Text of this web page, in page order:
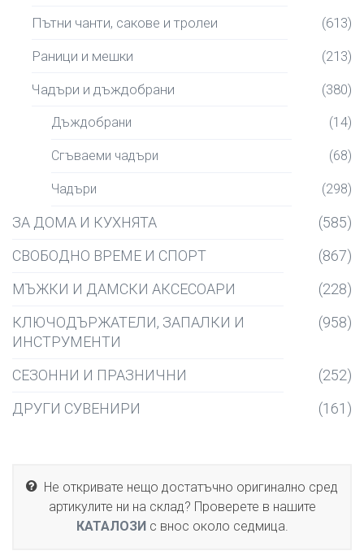
Пътни чанти, сакове и тролеи (613)
Раници и мешки (213)
Чадъри и дъждобрани (380)
Дъждобрани (14)
Сгъваеми чадъри (68)
Чадъри (298)
ЗА ДОМА И КУХНЯТА
(585)
СВОБОДНО ВРЕМЕ И СПОРТ
(867)
МЪЖКИ И ДАМСКИ АКСЕСОАРИ
(228)
КЛЮЧОДЪРЖАТЕЛИ, ЗАПАЛКИ И
ИНСТРУМЕНТИ
(958)
СЕЗОННИ И ПРАЗНИЧНИ
(252)
ДРУГИ СУВЕНИРИ
(161)
Не откривате нещо достатъчно оригинално сред
артикулите ни на склад? Проверете в нашите
КАТАЛОЗИс внос около седмица.